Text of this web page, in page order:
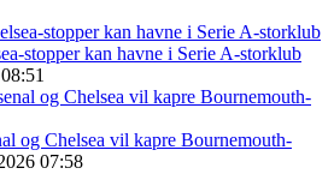
stopper kan havne i Serie A-storklub
og Chelsea vil kapre Bournemouth-
07:58